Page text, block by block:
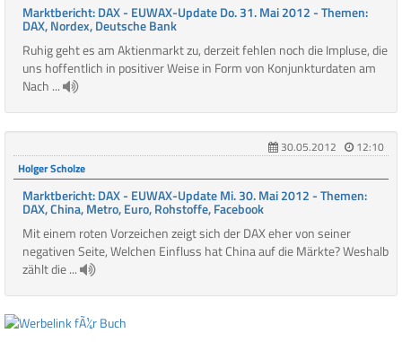
Marktbericht: DAX - EUWAX-Update Do. 31. Mai 2012 - Themen:
DAX, Nordex, Deutsche Bank
Ruhig geht es am Aktienmarkt zu, derzeit fehlen noch die Impluse, die
uns hoffentlich in positiver Weise in Form von Konjunkturdaten am
Nach ...
30.05.2012
12:10
Holger Scholze
Marktbericht: DAX - EUWAX-Update Mi. 30. Mai 2012 - Themen:
DAX, China, Metro, Euro, Rohstoffe, Facebook
Mit einem roten Vorzeichen zeigt sich der DAX eher von seiner
negativen Seite, Welchen Einfluss hat China auf die Märkte? Weshalb
zählt die ...